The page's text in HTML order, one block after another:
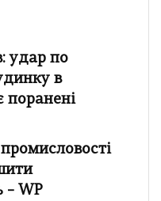
удар по
в
поранені
– WP